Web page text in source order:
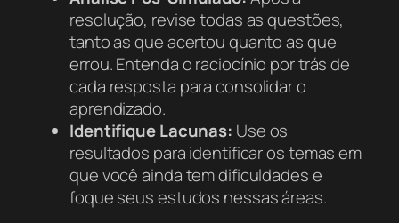
resolução, revise todas as questões,
tanto as que acertou quanto as que
errou. Entenda o raciocínio por trás de
cada resposta para consolidar o
aprendizado.
Identifique Lacunas: Use os
resultados para identificar os temas em
que você ainda tem dificuldades e
foque seus estudos nessas áreas.